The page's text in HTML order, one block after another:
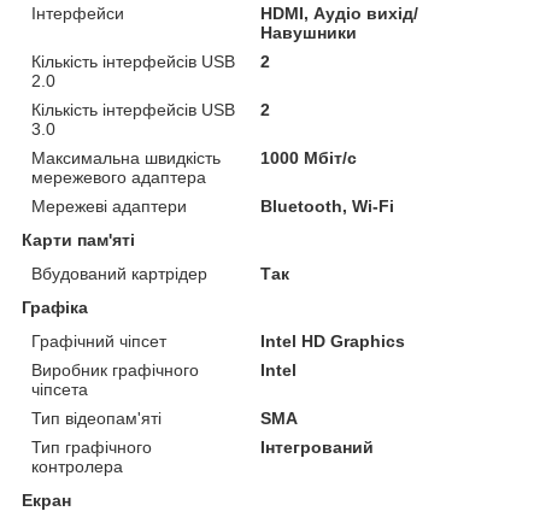
Інтерфейси
HDMI, Аудіо вихід/
Навушники
Кількість інтерфейсів USB
2.0
2
Кількість інтерфейсів USB
3.0
2
Максимальна швидкість
мережевого адаптера
1000 Мбіт/с
Мережеві адаптери
Bluetooth, Wi-Fi
Карти пам'яті
Вбудований картрідер
Так
Графіка
Графічний чіпсет
Intel HD Graphics
Виробник графічного
чіпсета
Intel
Тип відеопам'яті
SMA
Тип графічного
контролера
Інтегрований
Екран